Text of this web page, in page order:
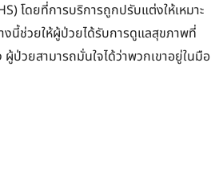
โดยที่การบริการถูกปรับแต่งให้เหมาะ
นี้ช่วยให้ผู้ป่วยได้รับการดูแลสุขภาพที่
ป่วยสามารถมั่นใจได้ว่าพวกเขาอยู่ในมือ